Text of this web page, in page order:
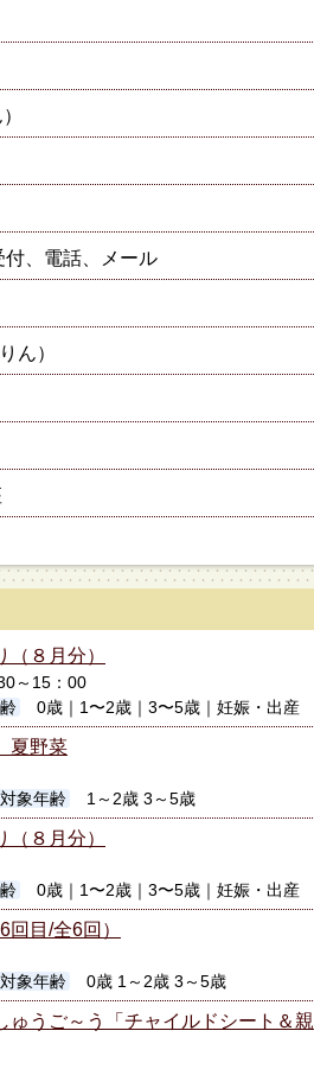
、電話、メール
ん）
（８月分）
～15：00
0歳｜1〜2歳｜3〜5歳｜妊娠・出産
夏野菜
対象年齢 1～2歳 3～5歳
（８月分）
0歳｜1〜2歳｜3〜5歳｜妊娠・出産
目/全6回）
対象年齢 0歳 1～2歳 3～5歳
ゅうご～う「チャイルドシート＆親